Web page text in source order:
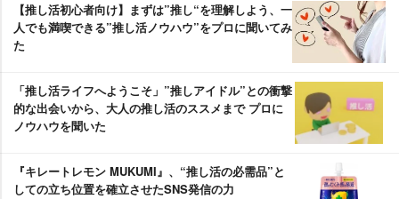
【推し活初心者向け】まずは”推し“を理解しよう、一
人でも満喫できる”推し活ノウハウ”をプロに聞いてみ
た
「推し活ライフへようこそ」”推しアイドル”との衝撃
的な出会いから、大人の推し活のススメまで プロに
ノウハウを聞いた
『キレートレモン MUKUMI』、“推し活の必需品”と
しての立ち位置を確立させたSNS発信の力